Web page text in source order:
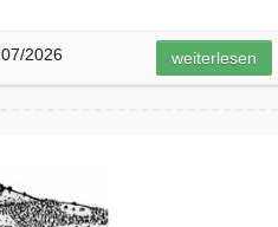
2026 weiterlesen